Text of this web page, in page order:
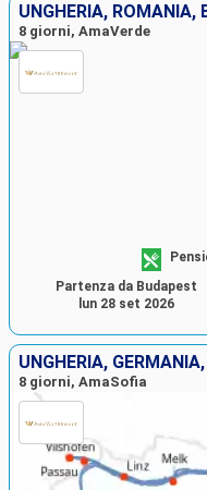
UNGHERIA, ROMANIA,
8 giorni, AmaVerde
Partenza da Budapest
lun 28 set 2026
UNGHERIA,
8 giorni, AmaSofia